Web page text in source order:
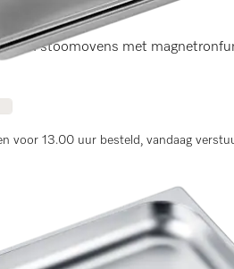
en stoomovens met
voor 13.00 uur besteld, vandaag